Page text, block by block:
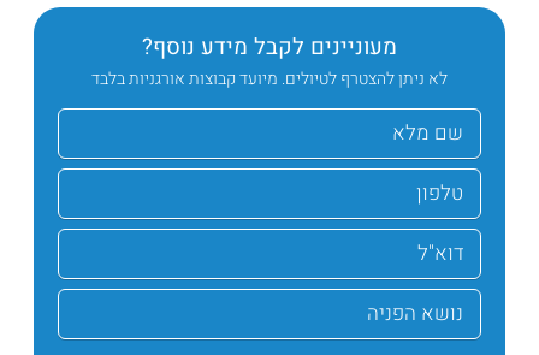
מעוניינים לקבל מידע נוסף?
לא ניתן להצטרף לטיולים. מיועד קבוצות אורגניות בלבד